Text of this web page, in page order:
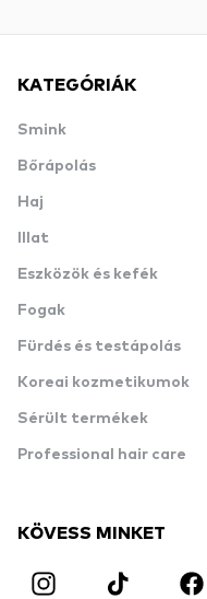
KATEGÓRIÁK
Smink
Bőrápolás
Haj
Illat
Eszközök és kefék
Fogak
Fürdés és testápolás
Koreai kozmetikumok
Sérült termékek
Professional hair care
KÖVESS MINKET